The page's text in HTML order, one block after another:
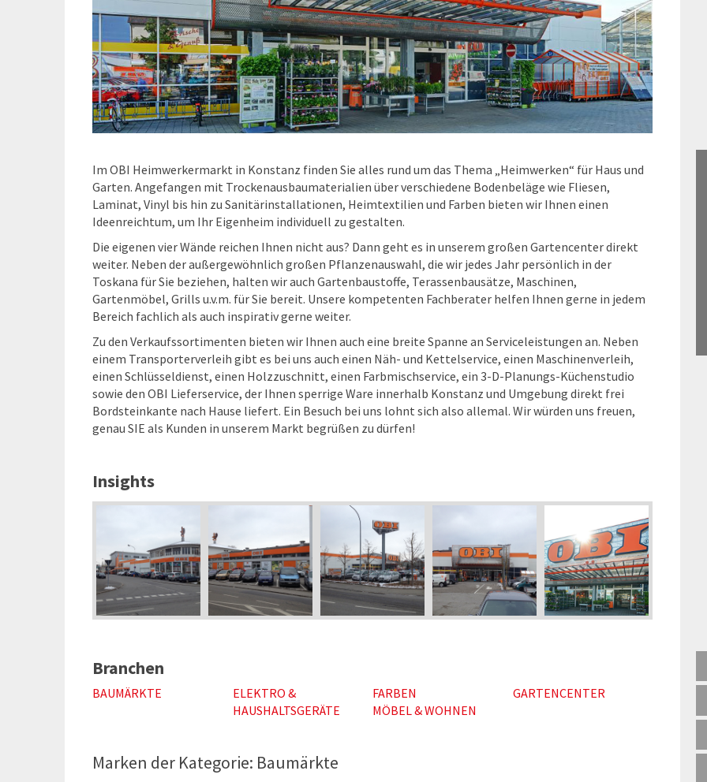
Im OBI Heimwerkermarkt in Konstanz finden Sie alles rund um das Thema „Heimwerken“ für Haus und
Garten. Angefangen mit Trockenausbaumaterialien über verschiedene Bodenbeläge wie Fliesen,
Laminat, Vinyl bis hin zu Sanitärinstallationen, Heimtextilien und Farben bieten wir Ihnen einen
Ideenreichtum, um Ihr Eigenheim individuell zu gestalten.
Die eigenen vier Wände reichen Ihnen nicht aus? Dann geht es in unserem großen Gartencenter direkt
weiter. Neben der außergewöhnlich großen Pflanzenauswahl, die wir jedes Jahr persönlich in der
Toskana für Sie beziehen, halten wir auch Gartenbaustoffe, Terassenbausätze, Maschinen,
Gartenmöbel, Grills u.v.m. für Sie bereit. Unsere kompetenten Fachberater helfen Ihnen gerne in jedem
Bereich fachlich als auch inspirativ gerne weiter.
Zu den Verkaufssortimenten bieten wir Ihnen auch eine breite Spanne an Serviceleistungen an. Neben
einem Transporterverleih gibt es bei uns auch einen Näh- und Kettelservice, einen Maschinenverleih,
einen Schlüsseldienst, einen Holzzuschnitt, einen Farbmischservice, ein 3-D-Planungs-Küchenstudio
sowie den OBI Lieferservice, der Ihnen sperrige Ware innerhalb Konstanz und Umgebung direkt frei
Bordsteinkante nach Hause liefert. Ein Besuch bei uns lohnt sich also allemal. Wir würden uns freuen,
genau SIE als Kunden in unserem Markt begrüßen zu dürfen!
Insights
Branchen
BAUMÄRKTE
ELEKTRO &
HAUSHALTSGERÄTE
FARBEN
GARTENCENTER
MÖBEL & WOHNEN
Baumärkte